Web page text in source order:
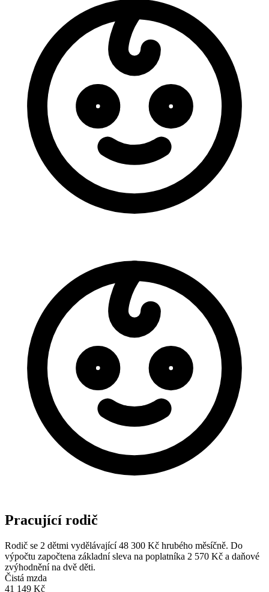
Pracující rodič
Rodič se 2 dětmi vydělávající 48 300 Kč hrubého měsíčně. Do
výpočtu započtena základní sleva na poplatníka 2 570 Kč a daňové
zvýhodnění na dvě děti.
Čistá mzda
41 149 Kč